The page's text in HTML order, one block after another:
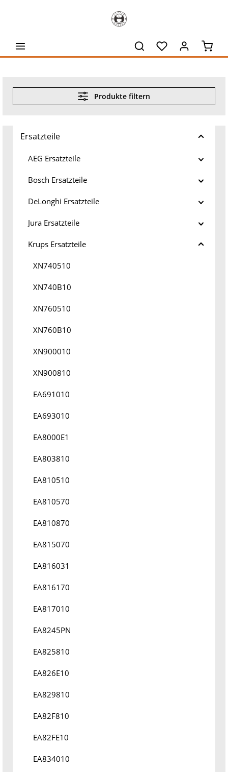
Produkte filtern
Ersatzteile
AEG Ersatzteile
Bosch Ersatzteile
DeLonghi Ersatzteile
Jura Ersatzteile
Krups Ersatzteile
XN740510
XN740B10
XN760510
XN760B10
XN900010
XN900810
EA691010
EA693010
EA8000E1
EA803810
EA810510
EA810570
EA810870
EA815070
EA816031
EA816170
EA817010
EA8245PN
EA825810
EA826E10
EA829810
EA82F810
EA82FE10
EA834010